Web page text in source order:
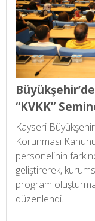
“KVKK”
Kayseri
Korunması
personelinin
geliştirerek,
program
düzenlendi.